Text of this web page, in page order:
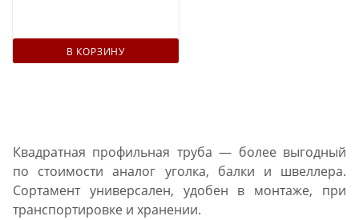
В КОРЗИНУ
Квадратная профильная труба — более выгодный
по стоимости аналог уголка, балки и швеллера.
Сортамент универсален, удобен в монтаже, при
транспортировке и хранении.